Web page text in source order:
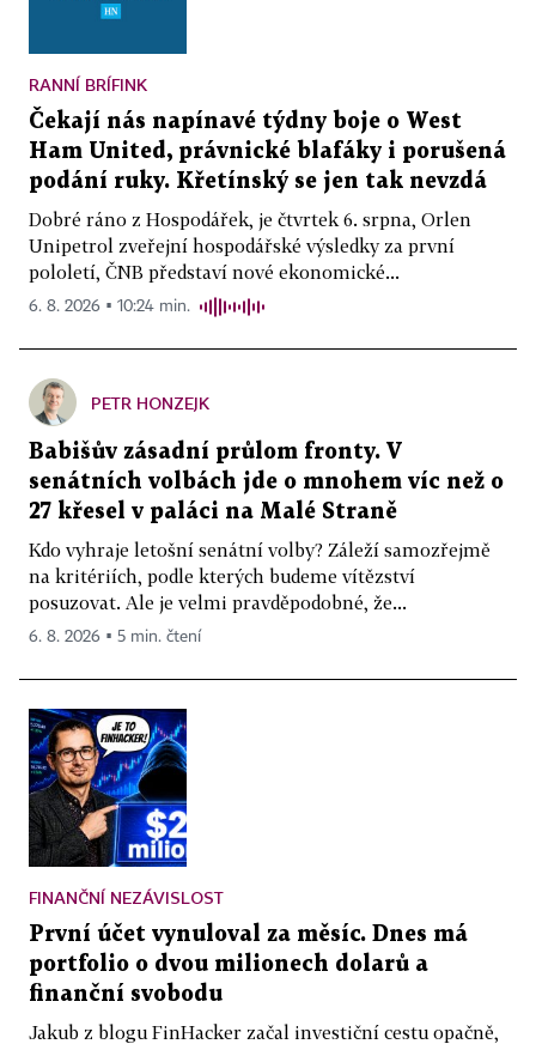
RANNÍ BRÍFINK
Čekají nás napínavé týdny boje o West
Ham United, právnické blafáky i porušená
podání ruky. Křetínský se jen tak nevzdá
Dobré ráno z Hospodářek, je čtvrtek 6. srpna, Orlen
Unipetrol zveřejní hospodářské výsledky za první
pololetí, ČNB představí nové ekonomické...
6. 8. 2026 ▪ 10:24 min.
PETR HONZEJK
Babišův zásadní průlom fronty. V
senátních volbách jde o mnohem víc než o
27 křesel v paláci na Malé Straně
Kdo vyhraje letošní senátní volby? Záleží samozřejmě
na kritériích, podle kterých budeme vítězství
posuzovat. Ale je velmi pravděpodobné, že...
6. 8. 2026 ▪ 5 min. čtení
FINANČNÍ NEZÁVISLOST
První účet vynuloval za měsíc. Dnes má
portfolio o dvou milionech dolarů a
finanční svobodu
Jakub z blogu FinHacker začal investiční cestu opačně,